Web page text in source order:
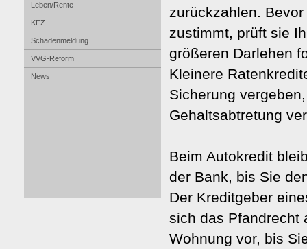
Leben/Rente
KFZ
Schadenmeldung
VVG-Reform
News
zurückzahlen.
zustimmt, prüft sie
größeren Darlehen
Kleinere
Sicherung
Gehaltsabtretung
Beim Autokredit
der Bank, bis Sie
Der Kreditgeber
sich das Pfandrecht
Wohnung vor, bis